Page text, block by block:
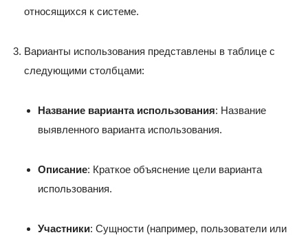
относящихся к системе.
Варианты использования представлены в таблице с
следующими столбцами:
Название варианта использования: Название
выявленного варианта использования.
Описание: Краткое объяснение цели варианта
использования.
Участники: Сущности (например, пользователи или